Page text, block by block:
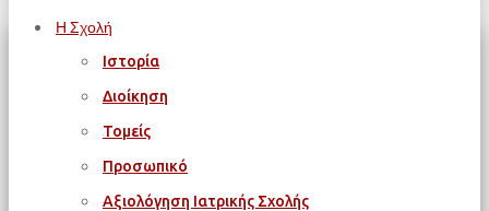
Η Σχολή
Ιστορία
Διοίκηση
Τομείς
Προσωπικό
Αξιολόγηση Ιατρικής Σχολής